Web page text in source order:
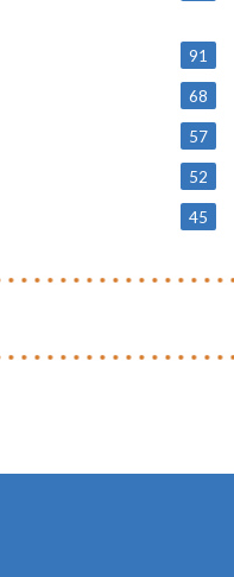
91
68
57
52
45